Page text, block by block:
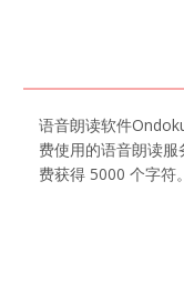
语音朗读软件
费使用的语音朗读
费获得 5000 个字符